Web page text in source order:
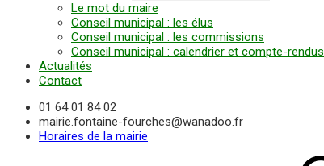
Le mot du maire
Conseil municipal : les élus
Conseil municipal : les commissions
Conseil municipal : calendrier et compte-rendus
Actualités
Contact
01 64 01 84 02
mairie.fontaine-fourches@wanadoo.fr
Horaires de la mairie